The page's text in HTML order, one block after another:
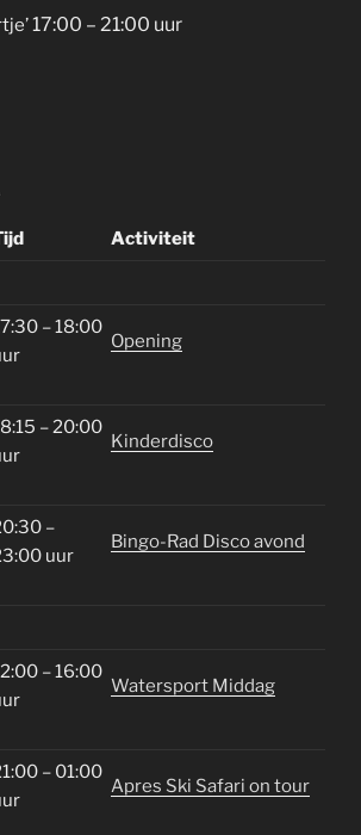
17:00 – 21:00 uur
Activiteit
– 18:00
Opening
– 20:00
Kinderdisco
–
uur
Bingo-Rad Disco avond
– 16:00
Watersport Middag
– 01:00
Apres Ski Safari on tour